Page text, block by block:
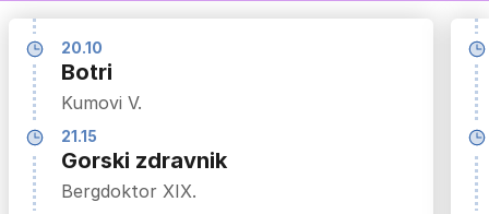
20.10
Botri
Kumovi V.
21.15
Gorski zdravnik
Bergdoktor XIX.